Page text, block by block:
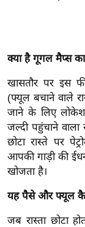
म
पे
र
मि
सा
ल
बे
सा
ल
क्या है गूगल मैप्स
खासतौर पर इस
(फ्यूल बचाने वाले
जाने के लिए
जल्दी पहुंचाने वाला
छोटा रास्ते पर
आपकी गाड़ी की
खोजता है।
यह पैसे और फ्यूल
जब रास्ता छोटा